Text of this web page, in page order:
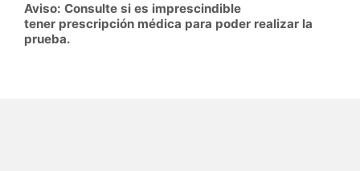
Aviso: Consulte si es imprescindible
tener prescripción médica para poder realizar la
prueba.